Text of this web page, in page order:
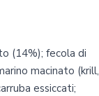
(14%); fecola di
macinato (krill,
essiccati;